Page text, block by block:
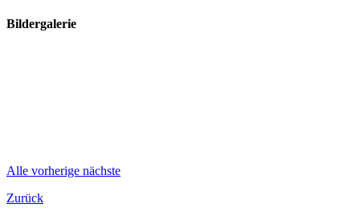
Bildergalerie
Alle vorherige nächste
Zurück